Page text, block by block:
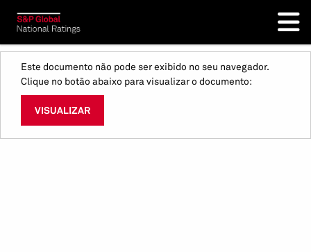
Este documento não pode ser exibido no seu navegador.
Clique no botão abaixo para visualizar o documento:
VISUALIZAR